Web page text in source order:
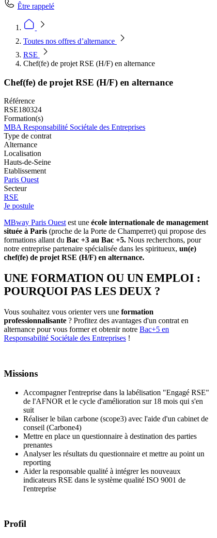
Être rappelé
Toutes nos offres d’alternance
RSE
Chef(fe) de projet RSE (H/F) en alternance
Chef(fe) de projet RSE (H/F) en alternance
Référence
RSE180324
Formation(s)
MBA Responsabilité Sociétale des Entreprises
Type de contrat
Alternance
Localisation
Hauts-de-Seine
Etablissement
Paris Ouest
Secteur
RSE
Je postule
MBway Paris Ouestest une école internationale de management
située à Paris (proche de la Porte de Champerret) qui propose des
formations allant du Bac +3 au Bac +5. Nous recherchons, pour
notre entreprise partenaire spécialisée dans les spiritueux, un(e)
chef(fe) de projet RSE (H/F) en alternance.
UNE FORMATION OU UN EMPLOI :
POURQUOI PAS LES DEUX ?
Vous souhaitez vous orienter vers une formation
professionnalisante ? Profitez des avantages d'un contrat en
alternance pour vous former et obtenir notre Bac+5 en
Responsabilité Sociétale des Entreprises !
Missions
Accompagner l'entreprise dans la labélisation "Engagé RSE"
de l'AFNOR et le cycle d'amélioration sur 18 mois qui s'en
suit
Réaliser le bilan carbone (scope3) avec l'aide d'un cabinet de
conseil (Carbone4)
Mettre en place un questionnaire à destination des parties
prenantes
Analyser les résultats du questionnaire et mettre au point un
reporting
Aider la responsable qualité à intégrer les nouveaux
indicateurs RSE dans le système qualité ISO 9001 de
l'entreprise
Profil